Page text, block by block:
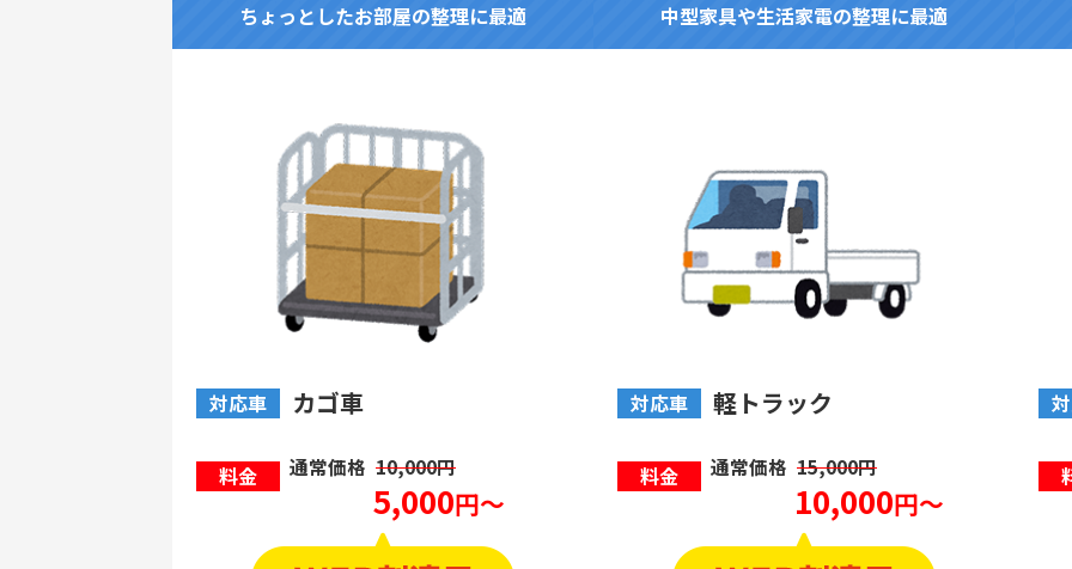
ちょっとしたお部屋の整理に最適
対応車 カゴ車
料金 通常価格 10,000円
5,000円～
中型家具や生活家電の整理に最適
対応車 軽トラック
料金 通常価格 15,000円
10,000円～